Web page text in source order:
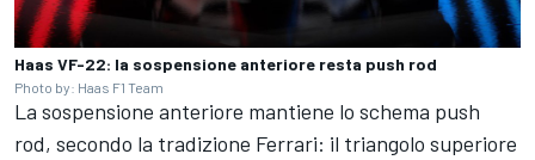
Haas VF-22: la sospensione anteriore resta push rod
Photo by: Haas F1 Team
La sospensione anteriore mantiene lo schema push
rod, secondo la tradizione Ferrari: il triangolo superiore